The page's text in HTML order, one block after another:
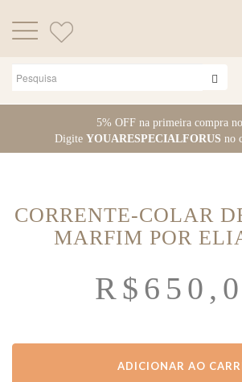
o
5% OFF na primeira compra
Digite YOUARESPECIALFORUS no
CORRENTE-COLAR
MARFIM POR
R$
ADICIONAR AO